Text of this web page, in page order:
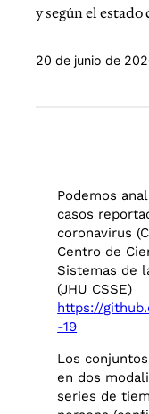
y según el
20 de junio de
Podemos
casos
coronavirus
Centro de
Sistemas de
(JHU CSSE)
https://
-19
Los
en dos
series de